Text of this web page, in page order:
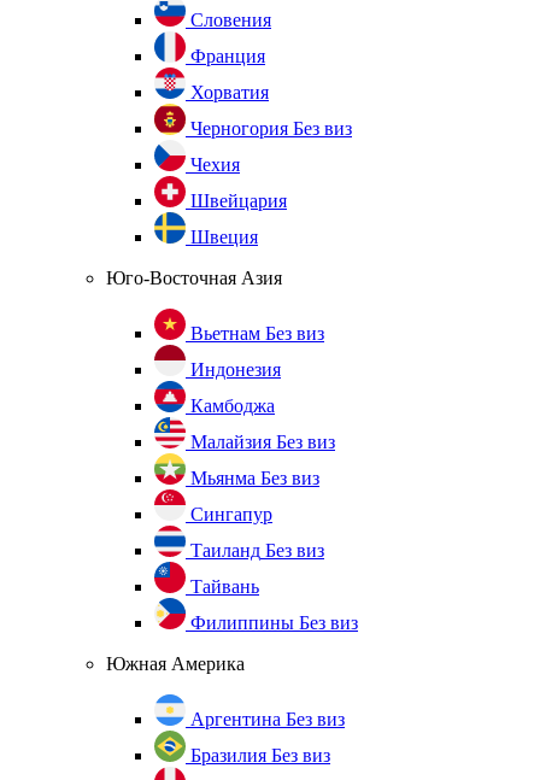
Словения
Франция
Хорватия
Черногория Без виз
Чехия
Швейцария
Швеция
Юго-Восточная Азия
Вьетнам Без виз
Индонезия
Камбоджа
Малайзия Без виз
Мьянма Без виз
Сингапур
Таиланд Без виз
Тайвань
Филиппины Без виз
Южная Америка
Аргентина Без виз
Бразилия Без виз